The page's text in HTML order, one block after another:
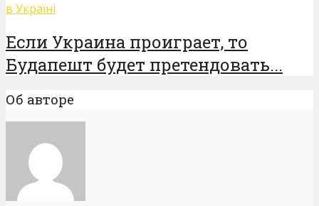
в Україні
Если Украина проиграет, то
Будапешт будет претендовать...
Об авторе